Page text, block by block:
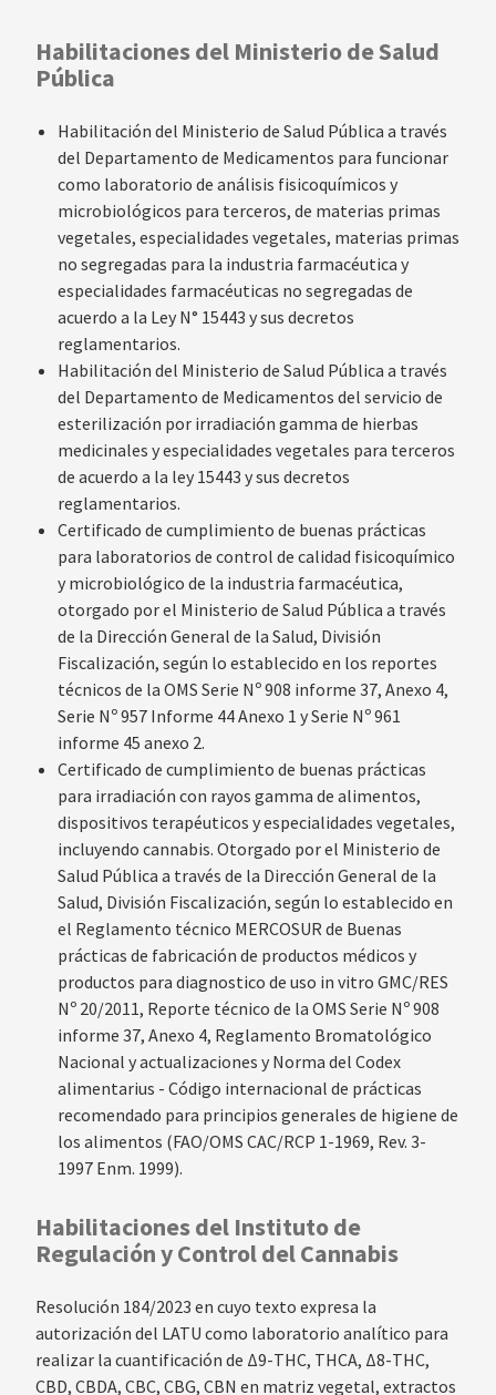
Habilitaciones del Ministerio de Salud
Pública
Habilitación del Ministerio de Salud Pública a través
del Departamento de Medicamentos para funcionar
como laboratorio de análisis fisicoquímicos y
microbiológicos para terceros, de materias primas
vegetales, especialidades vegetales, materias primas
no segregadas para la industria farmacéutica y
especialidades farmacéuticas no segregadas de
acuerdo a la Ley N° 15443 y sus decretos
reglamentarios.
Habilitación del Ministerio de Salud Pública a través
del Departamento de Medicamentos del servicio de
esterilización por irradiación gamma de hierbas
medicinales y especialidades vegetales para terceros
de acuerdo a la ley 15443 y sus decretos
reglamentarios.
Certificado de cumplimiento de buenas prácticas
para laboratorios de control de calidad fisicoquímico
y microbiológico de la industria farmacéutica,
otorgado por el Ministerio de Salud Pública a través
de la Dirección General de la Salud, División
Fiscalización, según lo establecido en los reportes
técnicos de la OMS Serie Nº 908 informe 37, Anexo 4,
Serie Nº 957 Informe 44 Anexo 1 y Serie Nº 961
informe 45 anexo 2.
Certificado de cumplimiento de buenas prácticas
para irradiación con rayos gamma de alimentos,
dispositivos terapéuticos y especialidades vegetales,
incluyendo cannabis. Otorgado por el Ministerio de
Salud Pública a través de la Dirección General de la
Salud, División Fiscalización, según lo establecido en
el Reglamento técnico MERCOSUR de Buenas
prácticas de fabricación de productos médicos y
productos para diagnostico de uso in vitro GMC/RES
Nº 20/2011, Reporte técnico de la OMS Serie Nº 908
informe 37, Anexo 4, Reglamento Bromatológico
Nacional y actualizaciones y Norma del Codex
alimentarius - Código internacional de prácticas
recomendado para principios generales de higiene de
los alimentos (FAO/OMS CAC/RCP 1-1969, Rev. 3-
1997 Enm. 1999).
Habilitaciones del Instituto de
Regulación y Control del Cannabis
Resolución 184/2023 en cuyo texto expresa la
autorización del LATU como laboratorio analítico para
realizar la cuantificación de Δ9-THC, THCA, Δ8-THC,
CBD, CBDA, CBC, CBG, CBN en matriz vegetal, extractos